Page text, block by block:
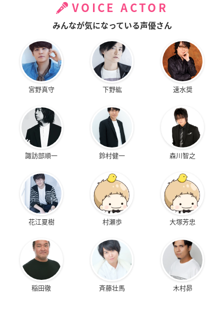
VOICE ACTOR
みんなが気になっている声優さん
宮野真守 下野紘 速水奨
諏訪部順一 鈴村健一 森川智之
花江夏樹 村瀬歩 大塚芳忠
稲田徹 斉藤壮馬 木村昴